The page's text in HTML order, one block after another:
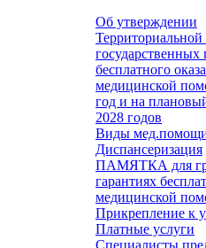
Об утверждении
государственных
бесплатного
медицинской
год и на
2028 годов
Виды
Диспансеризация
ПАМЯТКА для
гарантиях
медицинской
Прикрепление к
Платные услуги
Специалисты